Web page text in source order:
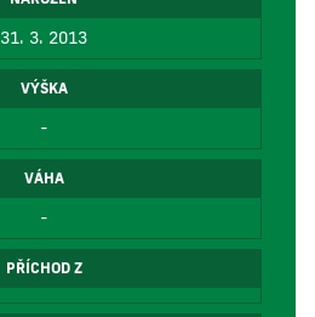
31. 3. 2013
VÝŠKA
-
VÁHA
-
PŘÍCHOD Z